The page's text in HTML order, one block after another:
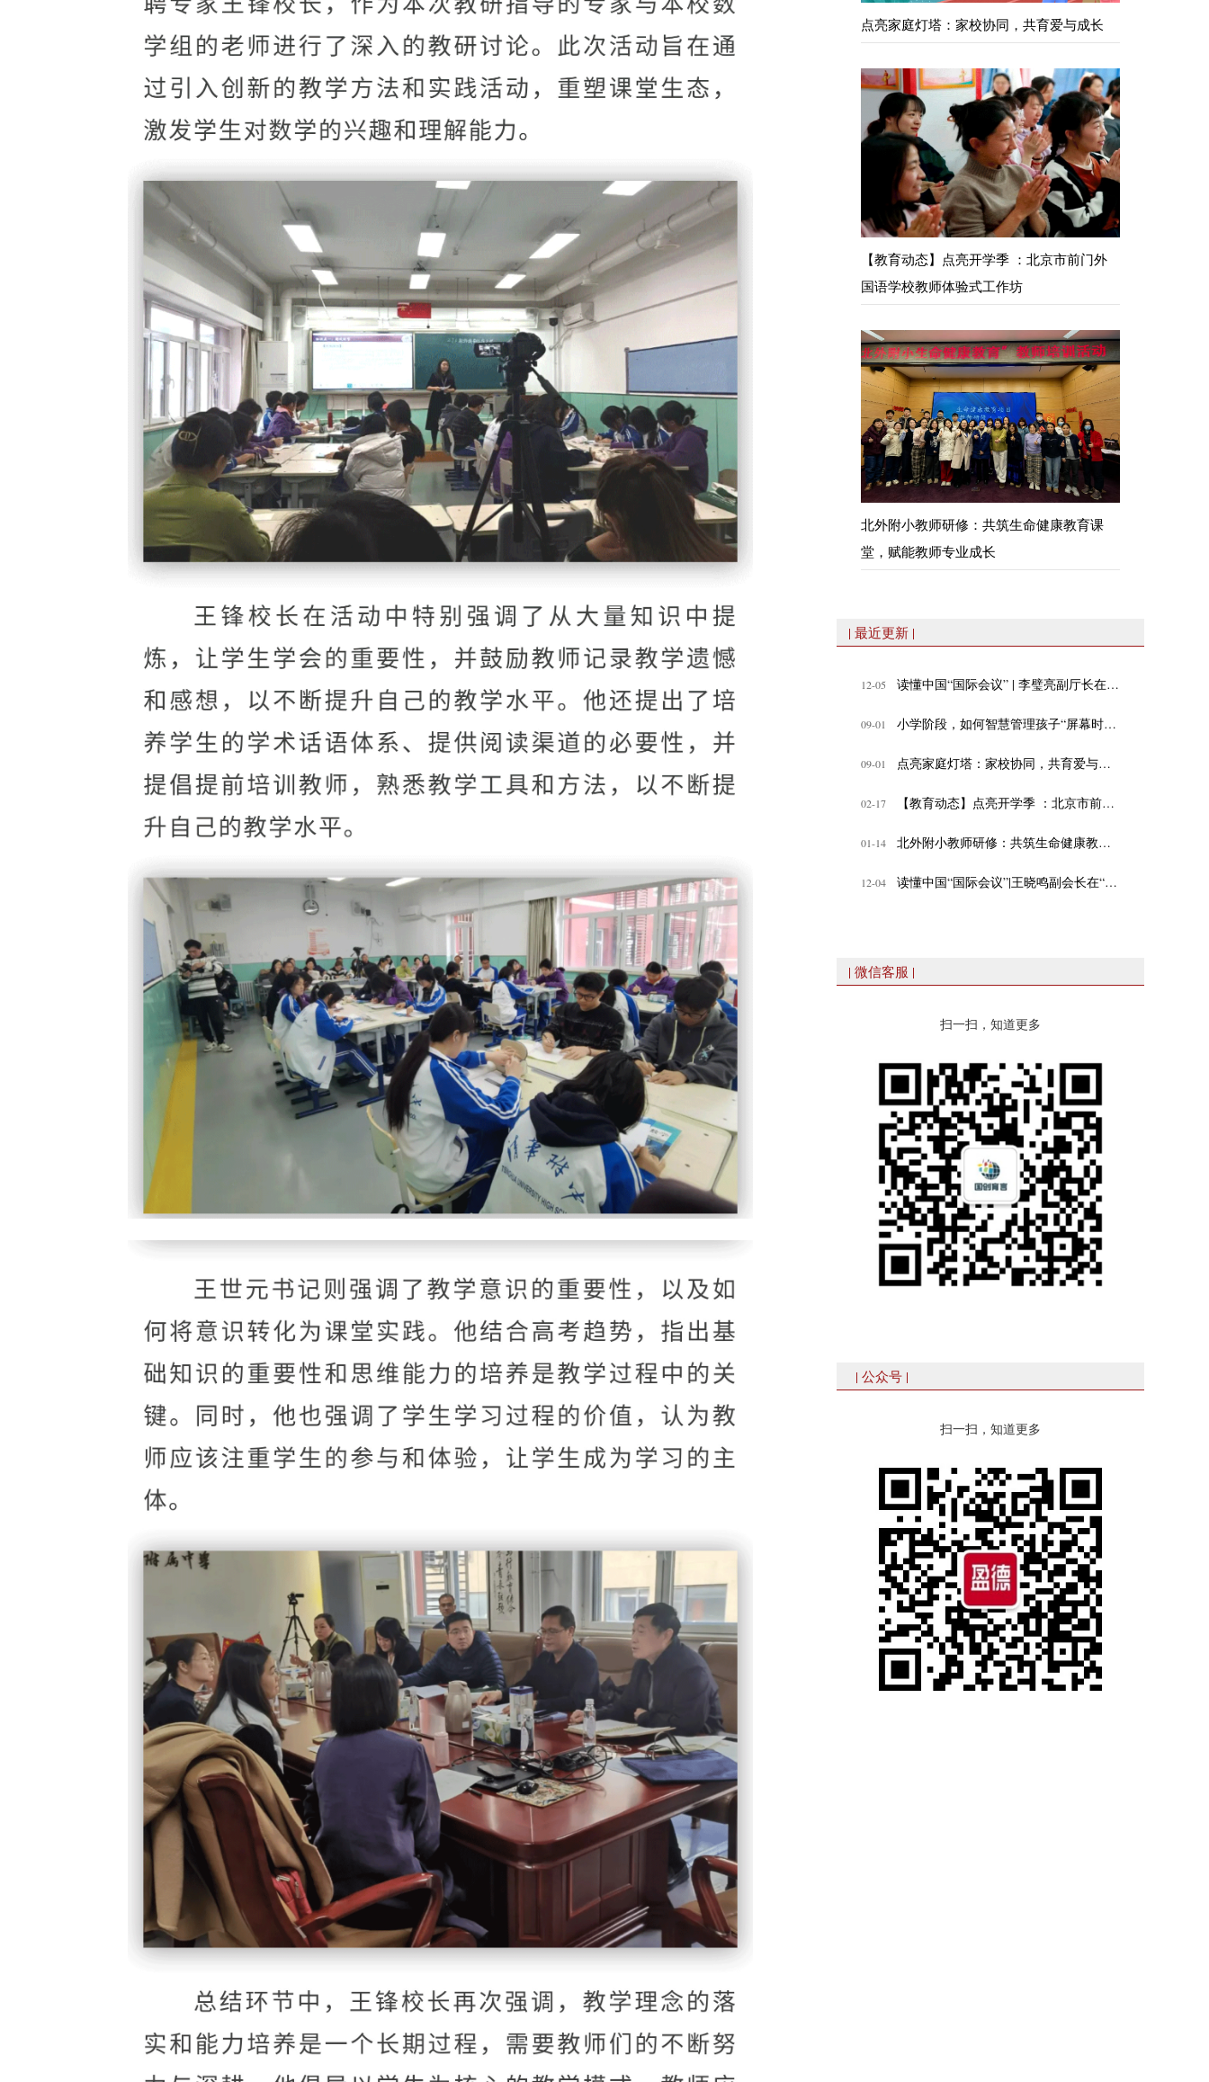
点亮家庭灯塔：家校协同，共育爱与成长
【教育动态】点亮开学季 ：北京市前门外
国语学校教师体验式工作坊
北外附小教师研修：共筑生命健康教育课
堂，赋能教师专业成长
| 最近更新 |
12-05 读懂中国“国际会议” | 李璧亮副厅长在“数智时代，教育的变与不变”专题论坛发表致辞
09-01 小学阶段，如何智慧管理孩子“屏幕时间”？
09-01 点亮家庭灯塔：家校协同，共育爱与成长
02-17 【教育动态】点亮开学季 ：北京市前门外国语学校教师体验式工作坊
01-14 北外附小教师研修：共筑生命健康教育课堂，赋能教师专业成长
12-04 读懂中国“国际会议”|王晓鸣副会长在“数智时代，教育的变与不变”专题论坛发表致辞
| 微信客服 |
扫一扫，知道更多
| 公众号 |
扫一扫，知道更多